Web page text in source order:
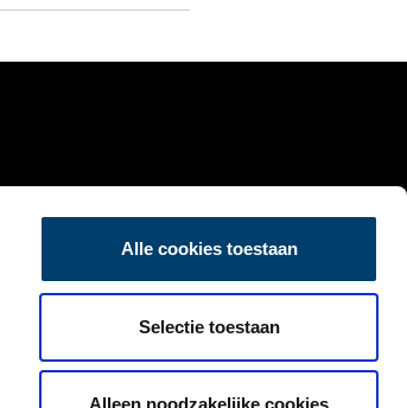
Alle cookies toestaan
Selectie toestaan
Alleen noodzakelijke cookies